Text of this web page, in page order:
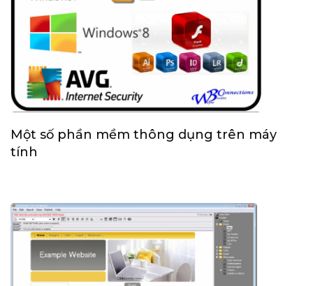
Một số phần mềm thông dụng trên máy
tính